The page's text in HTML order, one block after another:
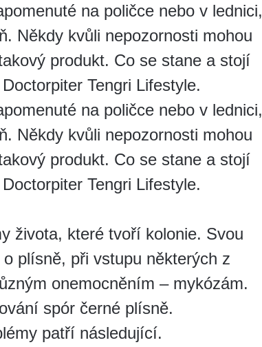
na poličce nebo v lednici,
Někdy kvůli nepozornosti mohou
produkt. Co se stane a stojí
Tengri Lifestyle.
na poličce nebo v lednici,
Někdy kvůli nepozornosti mohou
produkt. Co se stane a stojí
Tengri Lifestyle.
života, které tvoří kolonie. Svou
plísně, při vstupu některých z
onemocněním – mykózám.
spór černé plísně.
patří následující.